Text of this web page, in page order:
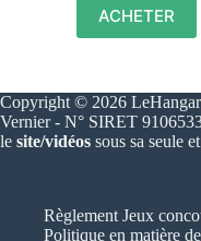
DTURBO – DIESEL
ACHETER
Copyright © 2026
Vernier - N° SIRET
le site/vidéos sous sa seule
Règlement Jeux
Politique en matière